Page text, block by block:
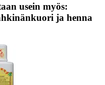
usein myös:
ja henna